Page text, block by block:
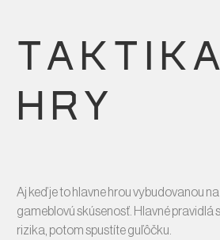
HRY
Aj keď je to hlavne hrou vybudovanou
gameblovú skúsenosť. Hlavné pravidlá
rizika, potom spustíte guľôčku.